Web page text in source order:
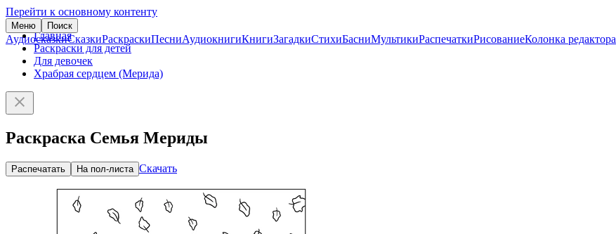
Перейти к основному контенту
Меню Поиск
АудиосказкиСказкиРаскраскиПесниАудиокнигиКнигиЗагадкиСтихиБасниМультикиРаспечаткиРисованиеКолонка редактора
Главная
Раскраски для детей
Для девочек
Храбрая сердцем (Мерида)
Раскраска Семья Мериды
Распечатать На пол-листа Скачать